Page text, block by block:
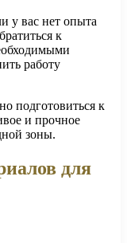
у вас нет опыта
к
работу
подготовиться к
и прочное
зоны.
для